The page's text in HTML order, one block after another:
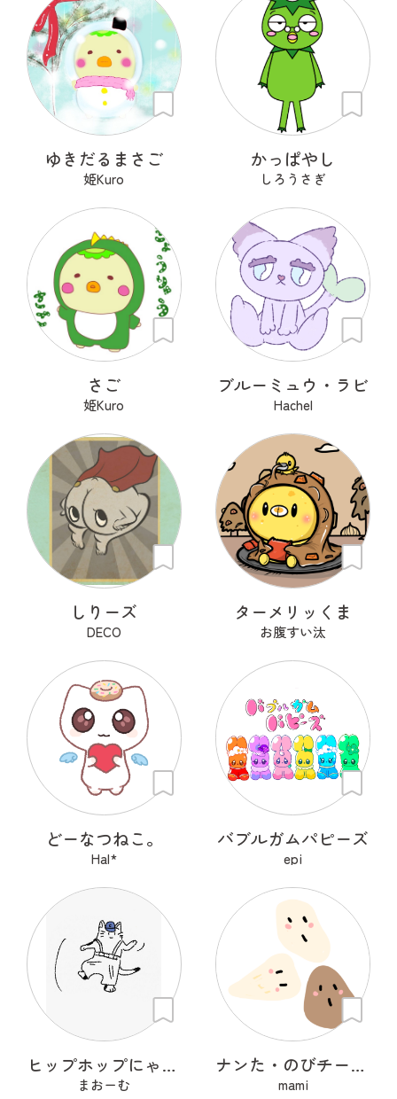
ゆきだるまさご
姫Kuro
かっぱやし
しろうさぎ
さご
姫Kuro
ブルーミュウ・ラビ
Hachel
しりーズ
DECO
ターメリッくま
お腹すい汰
どーなつねこ。
Hal*
バブルガムパピーズ
epi
ヒップホップにゃんこ
まおーむ
ナンた・のびチー・ショコナン
mami